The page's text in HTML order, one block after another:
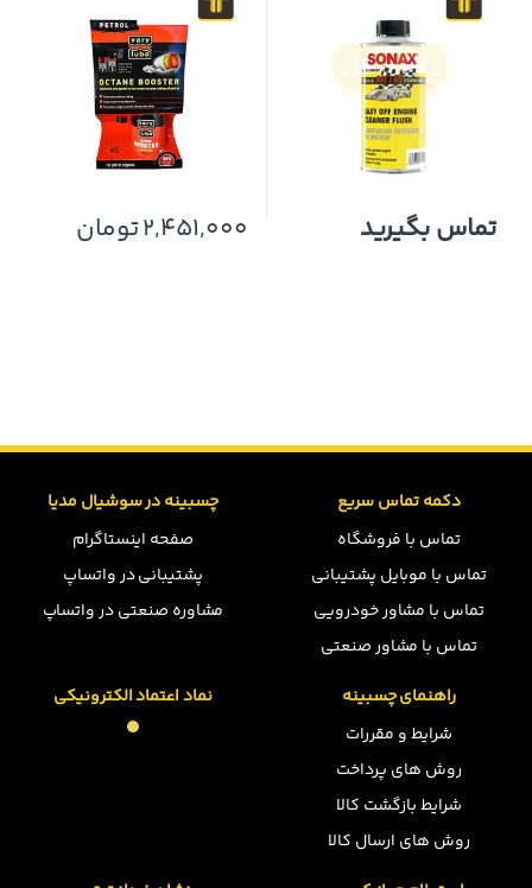
تماس بگیرید 2,451,000تومان
دکمه تماس سریع
تماس با فروشگاه
تماس با موبایل پشتیبانی
تماس با مشاور خودرویی
تماس با مشاور صنعتی
چسبینه در سوشیال مدیا
صفحه اینستاگرام
پشتیبانی در واتساپ
مشاوره صنعتی در واتساپ
راهنمای چسبینه
شرایط و مقررات
روش های پرداخت
شرایط بازگشت کالا
روش های ارسال کالا
نماد اعتماد الکترونیکی